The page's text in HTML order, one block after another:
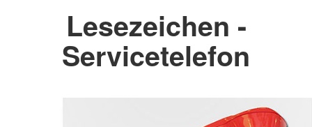
Lesezeichen -
Servicetelefon